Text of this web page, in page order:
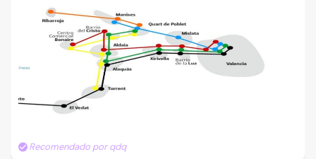
Recomendado por qdq